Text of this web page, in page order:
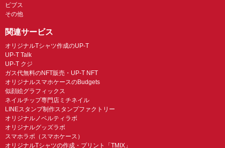
ビブス
その他
関連サービス
オリジナルTシャツ作成のUP-T
UP-T Talk
UP-T クジ
ガス代無料のNFT販売・UP-T NFT
オリジナルスマホケースのBudgets
似顔絵グラフィックス
ネイルチップ専門店ミチネイル
LINEスタンプ制作スタンプファクトリー
オリジナルノベルティラボ
オリジナルグッズラボ
スマホラボ（スマホケース）
オリジナルTシャツの作成・プリント「TMIX」